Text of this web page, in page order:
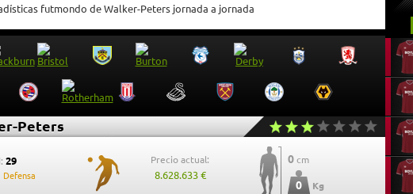
futmondo de Walker-Peters jornada a jornada
Peters
29
Defensa
Precio actual:
8.628.633 €
0 cm
0 Kg